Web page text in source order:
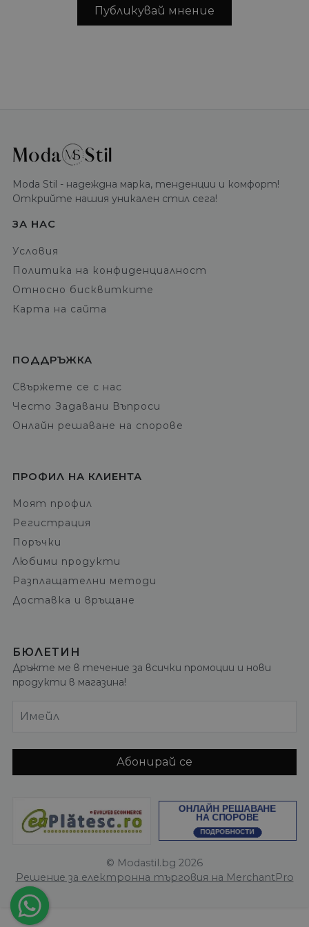
Публикувай мнение
Moda Stil - надеждна марка, тенденции и комфорт!
Открийте нашия уникален стил сега!
ЗА НАС
Условия
Политика на конфиденциалност
Относно бисквитките
Карта на сайта
ПОДДРЪЖКА
Свържете се с нас
Често Задавани Въпроси
Онлайн решаване на спорове
ПРОФИЛ НА КЛИЕНТА
Моят профил
Регистрация
Поръчки
Любими продукти
Разплащателни методи
Доставка и връщане
БЮЛЕТИН
Дръжте ме в течение за всички промоции и нови
продукти в магазина!
Имейл
Абонирай се
© Modastil.bg 2026
Решение за електронна търговия на MerchantPro